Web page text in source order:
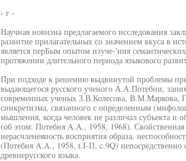
- г -
Научная новизна предлагаемого исследования
развитие прилагательных со значением вкуса в
является перБым опытом изуче-'ния
протяжении длительного периода языкового
При подходе к решению выдвинутой проблемы
выдающегося русского ученого А.А.Потебни,
современных ученых З.В.Колесова, В.М.Маркова,
синкретизма, связанного с определенным
мышления, когда человек не различал субъекта и
(об этом: Потебня A.A., 1958, 1968).
нерасчленеяность восприятия образа,
(Потебня A.A., 1958, t.I-П, c.9Q) непосредственно
древнерусского языка.